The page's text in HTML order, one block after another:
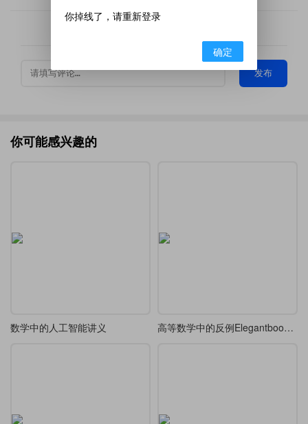
发布
你可能感兴趣的
数学中的人工智能讲义 高等数学中的反例Elegantbook重排
你掉线了，请重新登录
确定